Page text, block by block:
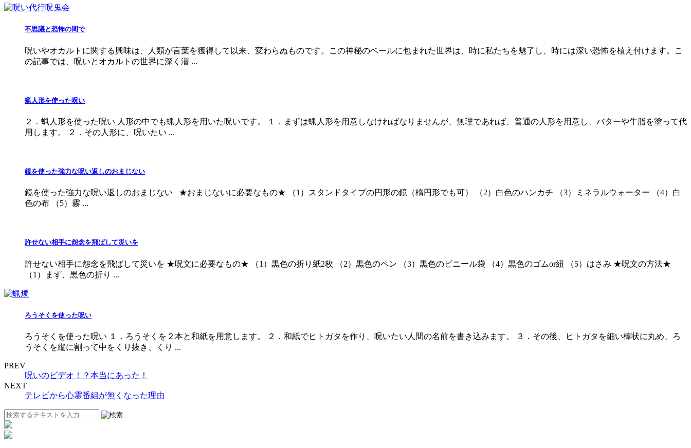
不思議と恐怖の間で
呪いやオカルトに関する興味は、人類が言葉を獲得して以来、変わらぬものです。この神秘のベールに包まれた世界は、時に私たちを魅了し、時には深い恐怖を植え付けます。こ
の記事では、呪いとオカルトの世界に深く潜 ...
蝋人形を使った呪い
２．蝋人形を使った呪い 人形の中でも蝋人形を用いた呪いです。 １．まずは蝋人形を用意しなければなりませんが、無理であれば、普通の人形を用意し、バターや牛脂を塗って代
用します。 ２．その人形に、呪いたい ...
鏡を使った強力な呪い返しのおまじない
鏡を使った強力な呪い返しのおまじない ★おまじないに必要なもの★ （1）スタンドタイプの円形の鏡（楕円形でも可） （2）白色のハンカチ （3）ミネラルウォーター （4）白
色の布 （5）霧 ...
許せない相手に怨念を飛ばして災いを
許せない相手に怨念を飛ばして災いを ★呪文に必要なもの★ （1）黒色の折り紙2枚 （2）黒色のペン （3）黒色のビニール袋 （4）黒色のゴムor紐 （5）はさみ ★呪文の方法★
（1）まず、黒色の折り ...
ろうそくを使った呪い
ろうそくを使った呪い １．ろうそくを２本と和紙を用意します。 ２．和紙でヒトガタを作り、呪いたい人間の名前を書き込みます。 ３．その後、ヒトガタを細い棒状に丸め、ろ
うそくを縦に割って中をくり抜き、くり ...
PREV
呪いのビデオ！？本当にあった！
NEXT
テレビから心霊番組が無くなった理由